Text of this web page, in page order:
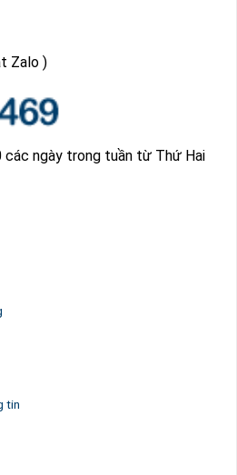
Zalo )
các ngày trong tuần từ Thứ Hai
tin